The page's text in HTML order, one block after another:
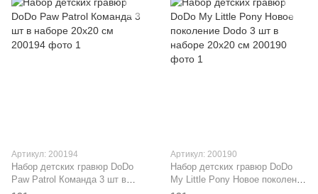
Артикул: 200194
Набор детских гравюр DoDo
Paw Patrol Команда 3 шт в
Артикул: 200190
Набор детских гравюр DoDo
My Little Pony Новое поколение